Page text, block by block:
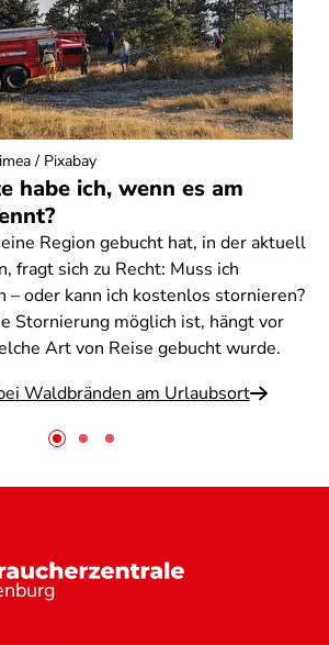
habe ich, wenn es am
Region gebucht hat, in der aktuell
fragt sich zu Recht: Muss ich
– oder kann ich kostenlos stornieren?
Stornierung möglich ist, hängt vor
Art von Reise gebucht wurde.
Waldbränden am Urlaubsort
/ Pixabay